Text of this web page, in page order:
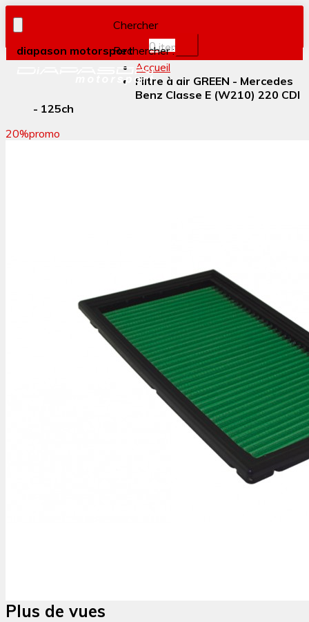
diapason motorsport
Chercher
Rechercher :
0item(s)
Accueil
Filtre à air GREEN - Mercedes
Benz Classe E (W210) 220 CDI
- 125ch
20%promo
Plus de vues